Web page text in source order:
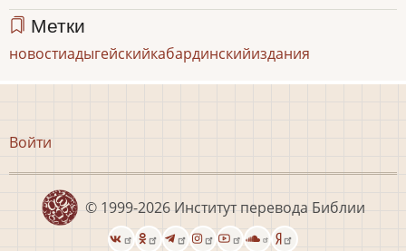
Метки
новостиадыгейскийкабардинскийиздания
Меню
записи
пользователя
Войти
© 1999-2026 Институт перевода Библии